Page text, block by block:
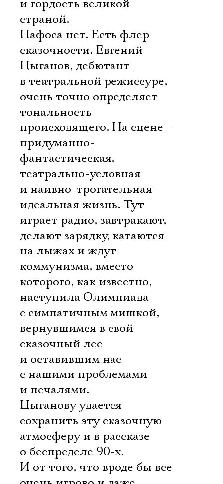
и гордость великой
страной.
Пафоса нет. Есть флер
сказочности. Евгений
Цыганов, дебютант
в театральной режиссуре,
очень точно определяет
тональность
происходящего. На сцене –
придуманно-
фантастическая,
театрально-условная
и наивно-трогательная
идеальная жизнь. Тут
играет радио, завтракают,
делают зарядку, катаются
на лыжах и ждут
коммунизма, вместо
которого, как известно,
наступила Олимпиада
с симпатичным мишкой,
вернувшимся в свой
сказочный лес
и оставившим нас
с нашими проблемами
и печалями.
Цыганову удается
сохранить эту сказочную
атмосферу и в рассказе
о беспределе 90-х.
И от того, что вроде бы все